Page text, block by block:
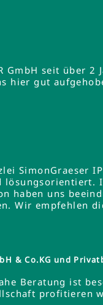
GmbH seit über
hier gut
SimonGraeser
haben uns
Wir empfehlen
& Co.KG und
Beratung ist
profitieren